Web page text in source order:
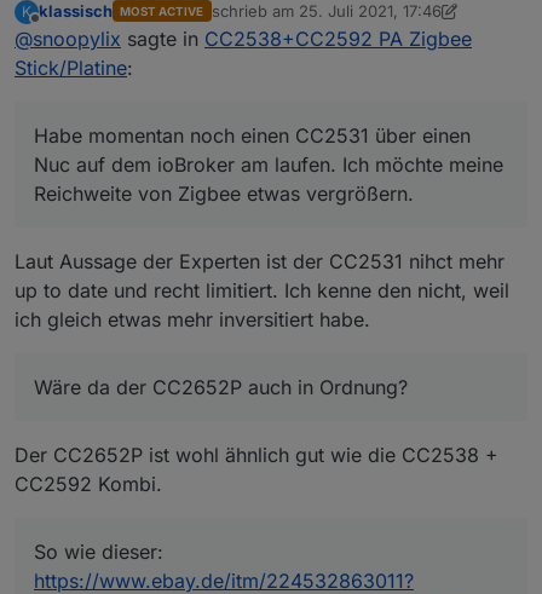
Hast du Erfahrungen mit dem Modul?
Habe momentan noch einen CC2531 über einen Nuc
auf dem ioBroker am laufen. Ich möchte meine
hinzukommen.
Wäre da der CC2652P auch in Ordnung?
So wie dieser:
https://www.ebay.de/itm/224532863011?
Wäre ich mit einer 6 dpi Antenne besser bedient da
ich in einem Bungalow wohne? Diese sollte ja mehr
in die Horizontale strahlen als die 3dbi Antenne die
LG
K klassisch MOST ACTIVE schrieb am 25. Juli 2021, 17:46
zuletzt editiert von klassisch
@snoopylix sagte in CC2538+CC2592 PA Zigbee
Stick/Platine:
Habe momentan noch einen CC2531 über einen
Nuc auf dem ioBroker am laufen. Ich möchte meine
Reichweite von Zigbee etwas vergrößern.
Laut Aussage der Experten ist der CC2531 nihct mehr
up to date und recht limitiert. Ich kenne den nicht, weil
ich gleich etwas mehr inversitiert habe.
Wäre da der CC2652P auch in Ordnung?
Der CC2652P ist wohl ähnlich gut wie die CC2538 +
CC2592 Kombi.
So wie dieser:
https://www.ebay.de/itm/224532863011?